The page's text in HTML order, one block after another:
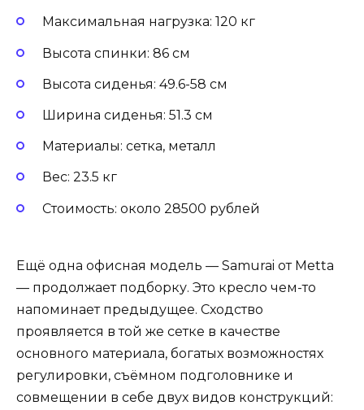
Максимальная нагрузка: 120 кг
Высота спинки: 86 см
Высота сиденья: 49.6-58 см
Ширина сиденья: 51.3 см
Материалы: сетка, металл
Вес: 23.5 кг
Стоимость: около 28500 рублей
Ещё одна офисная модель — Samurai от Metta
— продолжает подборку. Это кресло чем-то
напоминает предыдущее. Сходство
проявляется в той же сетке в качестве
основного материала, богатых возможностях
регулировки, съёмном подголовнике и
совмещении в себе двух видов конструкций: